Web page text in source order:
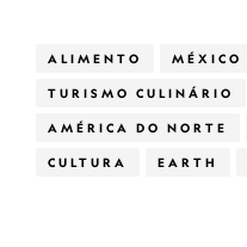
ALIMENTO MÉXICO
TURISMO CULINÁRIO
AMÉRICA DO NORTE
CULTURA EARTH